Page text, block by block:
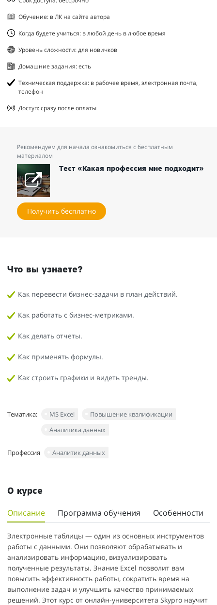
Обучение: в ЛК на сайте автора
Когда будете учиться: в любой день в любое время
Уровень сложности: для новичков
Домашние задания: есть
Техническая поддержка: в рабочее время, электронная почта,
телефон
Доступ: сразу после оплаты
Рекомендуем для начала ознакомиться с бесплатным
материалом
Тест «Какая профессия мне подходит»
Получить бесплатно
Что вы узнаете?
Как перевести бизнес-задачи в план действий.
Как работать с бизнес-метриками.
Как делать отчеты.
Как применять формулы.
Как строить графики и видеть тренды.
Тематика: MS Excel
Повышение квалификации
Аналитика данных
Профессия Аналитик данных
О курсе
Описание Программа обучения Особенности
Электронные таблицы — один из основных инструментов
работы с данными. Они позволяют обрабатывать и
анализировать информацию, визуализировать
полученные результаты. Знание Excel позволит вам
повысить эффективность работы, сократить время на
выполнение задач и улучшить качество принимаемых
решений. Этот курс от онлайн-университета Skypro научит